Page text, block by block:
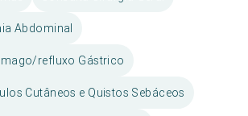
Abdominal
refluxo Gástrico
Cutâneos e Quistos Sebáceos